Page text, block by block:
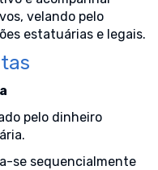
velando pelo
estatuárias e legais.
pelo dinheiro
se sequencialmente